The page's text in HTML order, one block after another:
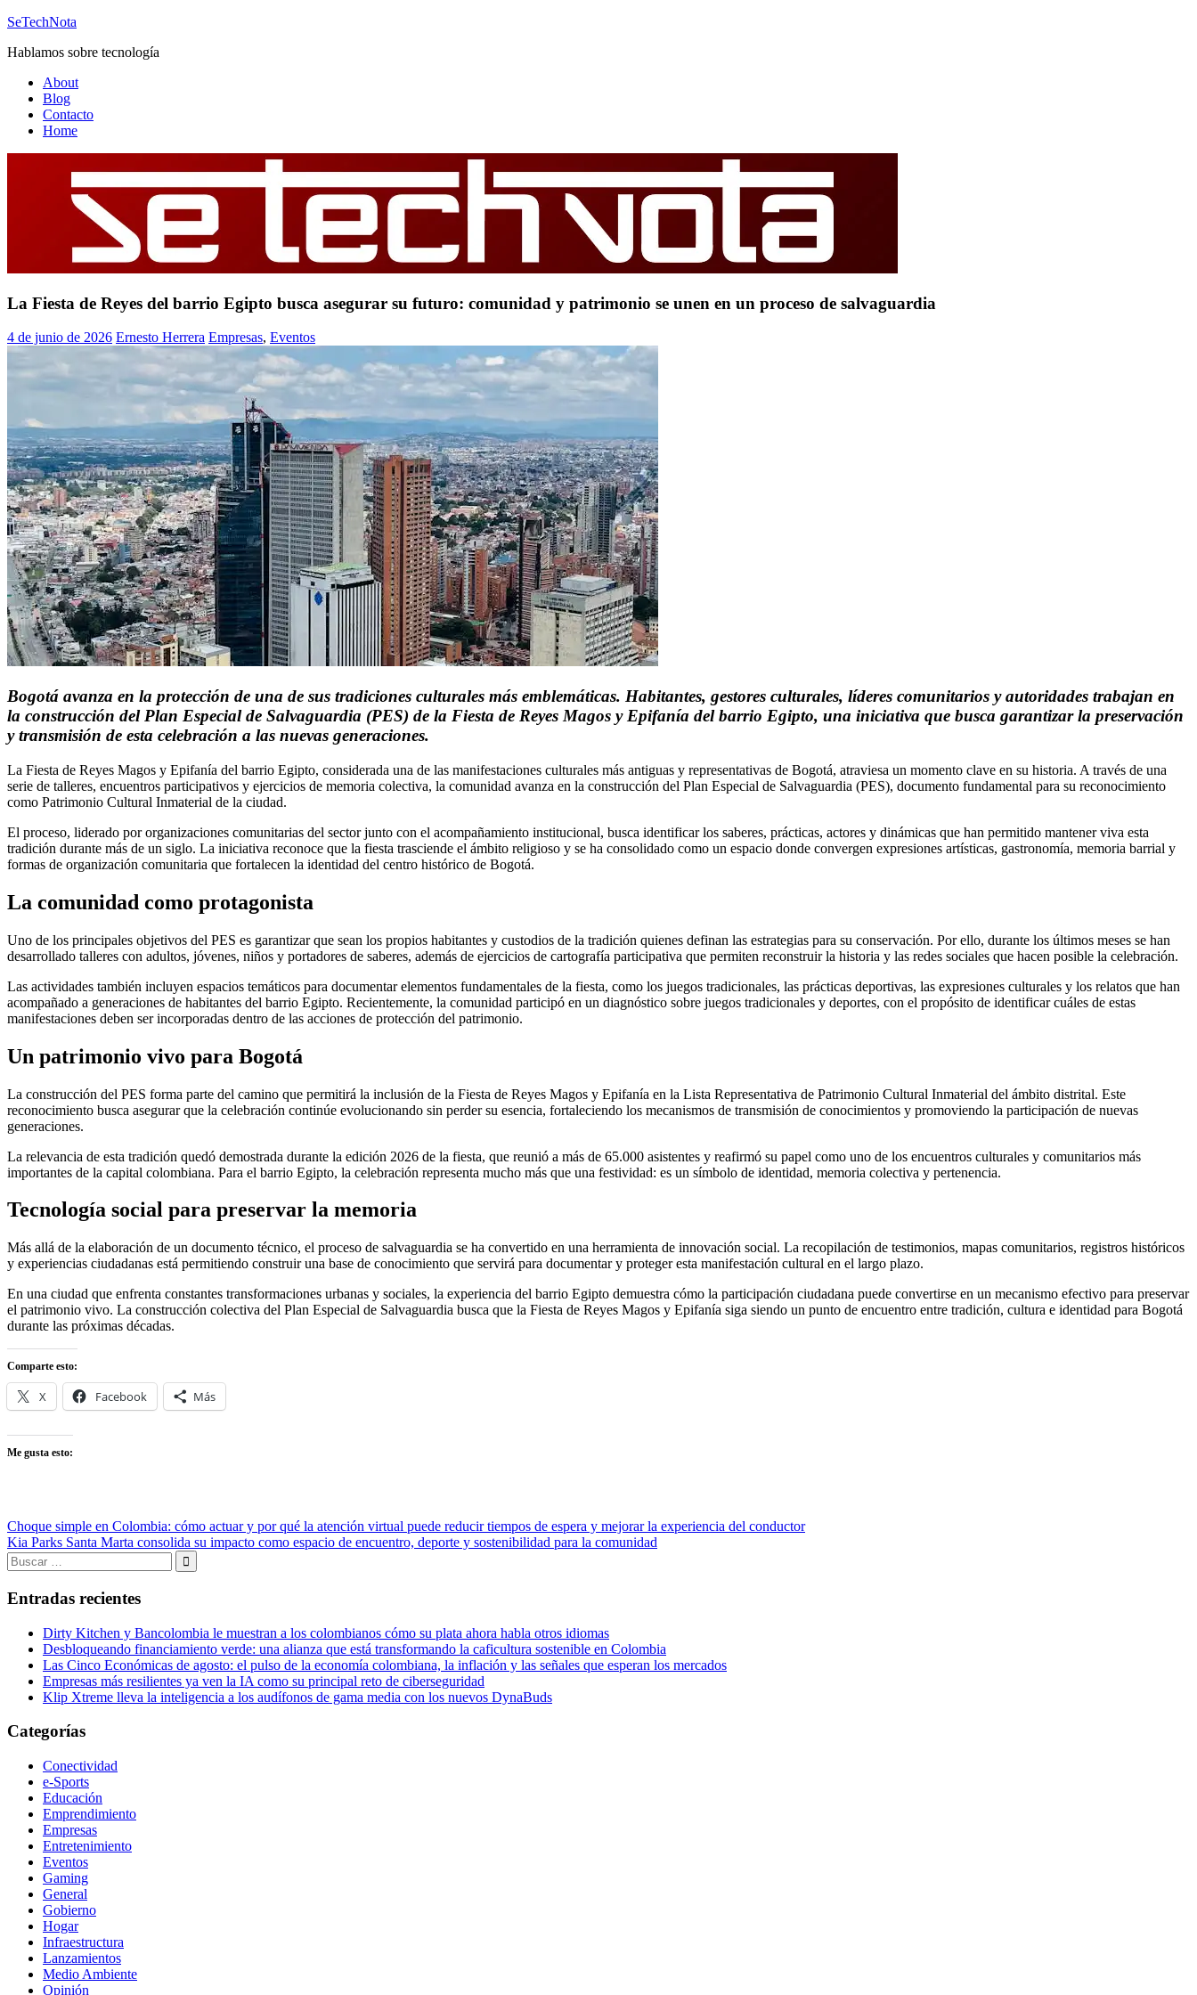
Saltar
contenido
SeTechNota
Hablamos sobre tecnología
About
Blog
Contacto
Home
La Fiesta de Reyes del barrio Egipto busca asegurar su futuro: comunidad y patrimonio se unen en un proceso de salvaguardia
4 de junio de 2026 Ernesto Herrera Empresas, Eventos
Bogotá avanza en la protección de una de sus tradiciones culturales más emblemáticas. Habitantes, gestores culturales, líderes comunitarios y autoridades trabajan en
la construcción del Plan Especial de Salvaguardia (PES) de la Fiesta de Reyes Magos y Epifanía del barrio Egipto, una iniciativa que busca garantizar la preservación
y transmisión de esta celebración a las nuevas generaciones.
La Fiesta de Reyes Magos y Epifanía del barrio Egipto, considerada una de las manifestaciones culturales más antiguas y representativas de Bogotá, atraviesa un momento clave en su historia. A través de una
serie de talleres, encuentros participativos y ejercicios de memoria colectiva, la comunidad avanza en la construcción del Plan Especial de Salvaguardia (PES), documento fundamental para su reconocimiento
como Patrimonio Cultural Inmaterial de la ciudad.
El proceso, liderado por organizaciones comunitarias del sector junto con el acompañamiento institucional, busca identificar los saberes, prácticas, actores y dinámicas que han permitido mantener viva esta
tradición durante más de un siglo. La iniciativa reconoce que la fiesta trasciende el ámbito religioso y se ha consolidado como un espacio donde convergen expresiones artísticas, gastronomía, memoria barrial y
formas de organización comunitaria que fortalecen la identidad del centro histórico de Bogotá.
La comunidad como protagonista
Uno de los principales objetivos del PES es garantizar que sean los propios habitantes y custodios de la tradición quienes definan las estrategias para su conservación. Por ello, durante los últimos meses se han
desarrollado talleres con adultos, jóvenes, niños y portadores de saberes, además de ejercicios de cartografía participativa que permiten reconstruir la historia y las redes sociales que hacen posible la celebración.
Las actividades también incluyen espacios temáticos para documentar elementos fundamentales de la fiesta, como los juegos tradicionales, las prácticas deportivas, las expresiones culturales y los relatos que han
acompañado a generaciones de habitantes del barrio Egipto. Recientemente, la comunidad participó en un diagnóstico sobre juegos tradicionales y deportes, con el propósito de identificar cuáles de estas
manifestaciones deben ser incorporadas dentro de las acciones de protección del patrimonio.
Un patrimonio vivo para Bogotá
La construcción del PES forma parte del camino que permitirá la inclusión de la Fiesta de Reyes Magos y Epifanía en la Lista Representativa de Patrimonio Cultural Inmaterial del ámbito distrital. Este
reconocimiento busca asegurar que la celebración continúe evolucionando sin perder su esencia, fortaleciendo los mecanismos de transmisión de conocimientos y promoviendo la participación de nuevas
generaciones.
La relevancia de esta tradición quedó demostrada durante la edición 2026 de la fiesta, que reunió a más de 65.000 asistentes y reafirmó su papel como uno de los encuentros culturales y comunitarios más
importantes de la capital colombiana. Para el barrio Egipto, la celebración representa mucho más que una festividad: es un símbolo de identidad, memoria colectiva y pertenencia.
Tecnología social para preservar la memoria
Más allá de la elaboración de un documento técnico, el proceso de salvaguardia se ha convertido en una herramienta de innovación social. La recopilación de testimonios, mapas comunitarios, registros históricos
y experiencias ciudadanas está permitiendo construir una base de conocimiento que servirá para documentar y proteger esta manifestación cultural en el largo plazo.
En una ciudad que enfrenta constantes transformaciones urbanas y sociales, la experiencia del barrio Egipto demuestra cómo la participación ciudadana puede convertirse en un mecanismo efectivo para preservar
el patrimonio vivo. La construcción colectiva del Plan Especial de Salvaguardia busca que la Fiesta de Reyes Magos y Epifanía siga siendo un punto de encuentro entre tradición, cultura e identidad para Bogotá
durante las próximas décadas.
Comparte esto:
X Facebook Más
Me gusta esto:
Navegación
de
entradas
Entrada
anterior:
Choque simple en Colombia: cómo actuar y por qué la atención virtual puede reducir tiempos de espera y mejorar la experiencia del conductor
Entrada
siguiente:
Kia Parks Santa Marta consolida su impacto como espacio de encuentro, deporte y sostenibilidad para la comunidad
Buscar:
Buscar
Entradas recientes
Dirty Kitchen y Bancolombia le muestran a los colombianos cómo su plata ahora habla otros idiomas
Desbloqueando financiamiento verde: una alianza que está transformando la caficultura sostenible en Colombia
Las Cinco Económicas de agosto: el pulso de la economía colombiana, la inflación y las señales que esperan los mercados
Empresas más resilientes ya ven la IA como su principal reto de ciberseguridad
Klip Xtreme lleva la inteligencia a los audífonos de gama media con los nuevos DynaBuds
Categorías
Conectividad
e-Sports
Educación
Emprendimiento
Empresas
Entretenimiento
Eventos
Gaming
General
Gobierno
Hogar
Infraestructura
Lanzamientos
Medio Ambiente
Opinión